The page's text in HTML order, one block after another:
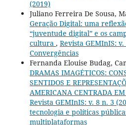
(2019)
Juliano Ferreira De Sousa,
Geração Digital: uma
“juventude digital” e os
cultura , Revista GEMInIS:
Convergências
Fernanda Elouise Budag,
DRAMAS IMAGÉTICOS:
SENTIDOS E
AMERICANA CENTRADA
Revista GEMInIS: v. 8 n. 3
tecnologia e políticas
multiplataformas